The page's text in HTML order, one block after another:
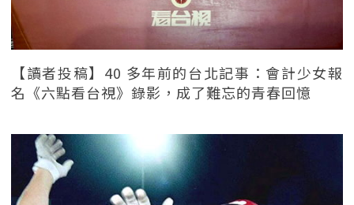
【讀者投稿】40 多年前的台北記事：會計少女報
名《六點看台視》錄影，成了難忘的青春回憶